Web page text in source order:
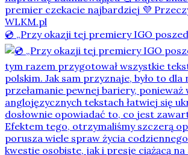
💿 „Przy okazji tej premiery IGO